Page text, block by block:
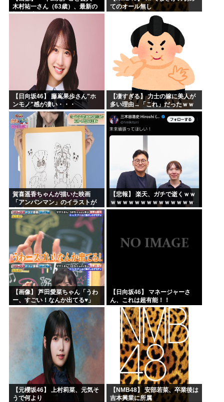
木村祐一さん（63歳）、最新の
松本人志さんとのツーショット
が完全に別人だとネット騒然！
「マジで誰かわからん」...
てのオール無し
【日向坂46】 藤嶌果歩さん"ホ
ンモノ"感が凄い・・・
【凄すぎる】 力士の嫁に美人が
多い理由→「これ」だったｗｗ
ｗｗｗｗｗ
賀喜遥香ちゃんが描いた映画
「アンパンマン」のイラストが
上手すぎる！！！【乃木坂46】
【悲報】 楽天、ガチで逝くｗｗ
ｗｗｗｗｗｗｗｗｗｗｗｗｗｗ
ｗｗｗｗ
【画像】 芦田愛菜ちゃん「うわ
ー、すごい！なんか出てる♥」
【日向坂46】 マネージャーさ
ん、これは超有能！！
【元櫻坂46】 上村莉菜、元気そ
うで何より
【NMB48】 安部若菜、卒業後は
吉本興業に所属